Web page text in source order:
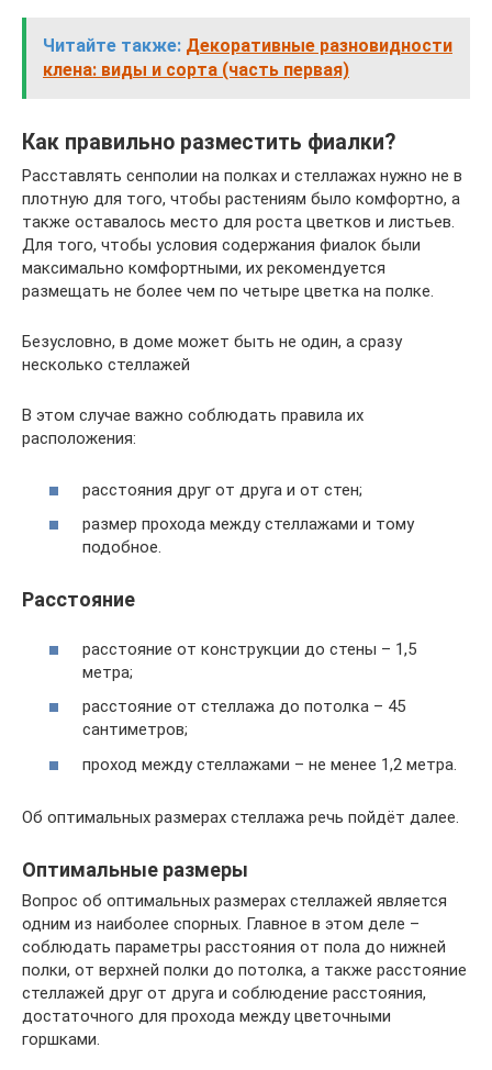
Читайте также: Декоративные разновидности
клена: виды и сорта (часть первая)
Как правильно разместить фиалки?
Расставлять сенполии на полках и стеллажах нужно не в
плотную для того, чтобы растениям было комфортно, а
также оставалось место для роста цветков и листьев.
Для того, чтобы условия содержания фиалок были
максимально комфортными, их рекомендуется
размещать не более чем по четыре цветка на полке.
Безусловно, в доме может быть не один, а сразу
несколько стеллажей
В этом случае важно соблюдать правила их
расположения:
расстояния друг от друга и от стен;
размер прохода между стеллажами и тому
подобное.
Расстояние
расстояние от конструкции до стены – 1,5
метра;
расстояние от стеллажа до потолка – 45
сантиметров;
проход между стеллажами – не менее 1,2 метра.
Об оптимальных размерах стеллажа речь пойдёт далее.
Оптимальные размеры
Вопрос об оптимальных размерах стеллажей является
одним из наиболее спорных. Главное в этом деле –
соблюдать параметры расстояния от пола до нижней
полки, от верхней полки до потолка, а также расстояние
стеллажей друг от друга и соблюдение расстояния,
достаточного для прохода между цветочными
горшками.